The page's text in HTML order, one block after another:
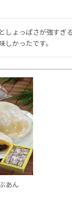
しょっぱさが強すぎ
しかったです。
あん